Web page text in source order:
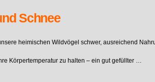
Schnee
heimischen Wildvögel schwer, ausreichend
Körpertemperatur zu halten – ein gut gefüllter …